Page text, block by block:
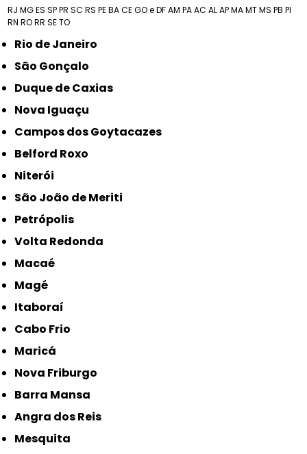
RJ MGES SPPR SC RS PEBACEGO e DFAM PAAC ALAPMAMTMS PB PI
RN RORR SETO
Rio de Janeiro
São Gonçalo
Duque de Caxias
Nova Iguaçu
Campos dos Goytacazes
Belford Roxo
Niterói
São João de Meriti
Petrópolis
Volta Redonda
Macaé
Magé
Itaboraí
Cabo Frio
Maricá
Nova Friburgo
Barra Mansa
Angra dos Reis
Mesquita